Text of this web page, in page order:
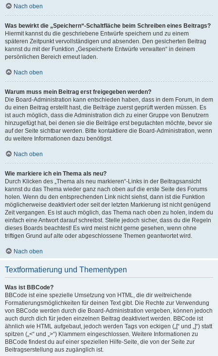
Nach oben
Was bewirkt die „Speichern“-Schaltfläche beim Schreiben eines Beitrags?
Hiermit kannst du die geschriebene Entwürfe speichern und zu einem
späteren Zeitpunkt vervollständigen und absenden. Den gesicherten Beitrag
kannst du mit der Funktion „Gespeicherte Entwürfe verwalten“ in deinem
persönlichen Bereich erneut laden.
Nach oben
Warum muss mein Beitrag erst freigegeben werden?
Die Board-Administration kann entschieden haben, dass in dem Forum, in dem
du einen Beitrag erstellt hast, die Beiträge zuerst geprüft werden müssen. Es
ist auch möglich, dass die Administration dich zu einer Gruppe von Benutzern
hinzugefügt hat, bei denen sie die Beiträge erst begutachten möchte, bevor sie
auf der Seite sichtbar werden. Bitte kontaktiere die Board-Administration, wenn
du weitere Informationen dazu benötigst.
Nach oben
Wie markiere ich ein Thema als neu?
Durch Klicken des „Thema als neu markieren“-Links in der Beitragsansicht
kannst du das Thema wieder ganz nach oben auf die erste Seite des Forums
holen. Wenn du den entsprechenden Link nicht siehst, dann ist die Funktion
möglicherweise deaktiviert oder seit der letzten Markierung ist nicht genügend
Zeit vergangen. Es ist auch möglich, das Thema nach oben zu holen, indem du
einfach eine Antwort darauf schreibst. Stelle jedoch sicher, dass du die Regeln
dieses Boards beachtest! Es wird meist nicht gerne gesehen, wenn ohne
triftigen Grund auf alte oder abgeschlossene Themen geantwortet wird.
Nach oben
Textformatierung und Thementypen
Was ist BBCode?
BBCode ist eine spezielle Umsetzung von HTML, die dir weitreichende
Formatierungsmöglichkeiten für deinen Text gibt. Die Rechte zur Verwendung
von BBCode werden durch die Board-Administration vergeben, können jedoch
auch durch dich für jeden einzelnen Beitrag deaktiviert werden. BBCode ist
ähnlich wie HTML aufgebaut, jedoch werden Tags von eckigen („[“ und „]“) statt
spitzen („<“ und „>“) Klammern eingeschlossen. Weitere Informationen zu
BBCode findest du auf einer speziellen Hilfe-Seite, die von der Seite zur
Beitragserstellung aus zugänglich ist.